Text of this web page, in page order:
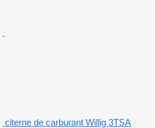
citerne de carburant Willig 3TSA